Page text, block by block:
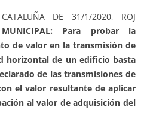
DE 31/1/2020, ROJ
MUNICIPAL: Para probar la
de valor en la transmisión de
horizontal de un edificio basta
de las transmisiones de
el valor resultante de aplicar
al valor de adquisición del